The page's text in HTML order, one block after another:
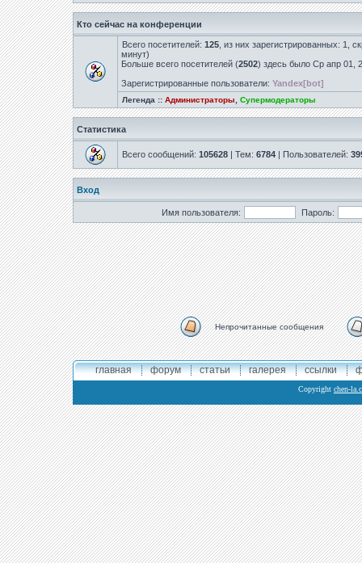
Кто сейчас на конференции
Всего посетителей: 125 , из них зарегистрированных: 1,
минут)
Больше всего посетителей (2502) здесь было Ср апр 01,
Зарегистрированные пользователи: Yandex[bot]
Легенда :: Администраторы Супермодераторы
Статистика
Всего сообщений: 105628 | Тем: 6784 | Пользователей:
Вход
Имя пользователя: Пароль:
Непрочитанные сообщения
главная форум статьи галерея ссылки
Copyright chen-